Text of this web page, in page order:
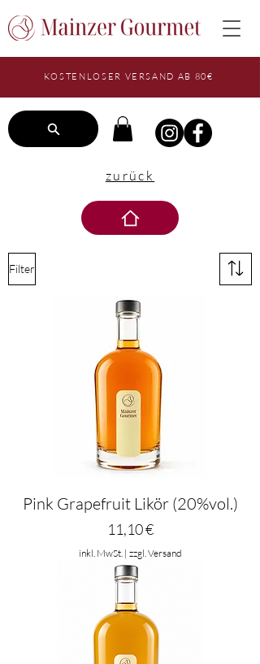
KOSTENLOSER VERSAND AB 80€
zurück
Filter
Pink Grapefruit Likör (20%vol.)
Preis
11,10 €
inkl. MwSt.| zzgl. Versand